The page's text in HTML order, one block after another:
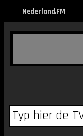
Nederland.FM